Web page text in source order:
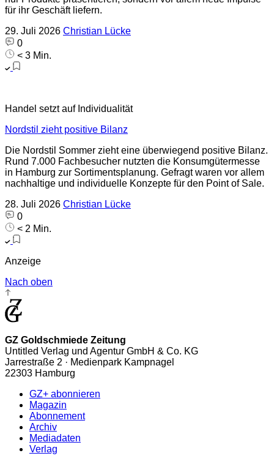
für ihr Geschäft liefern.
29. Juli 2026 Christian Lücke
0
< 3 Min.
Handel setzt auf Individualität
Nordstil zieht positive Bilanz
Die Nordstil Sommer zieht eine überwiegend positive Bilanz.
Rund 7.000 Fachbesucher nutzten die Konsumgütermesse
in Hamburg zur Sortimentsplanung. Gefragt waren vor allem
nachhaltige und individuelle Konzepte für den Point of Sale.
28. Juli 2026 Christian Lücke
0
< 2 Min.
Anzeige
Nach oben
GZ Goldschmiede Zeitung
Untitled Verlag und Agentur GmbH & Co. KG
Jarrestraße 2 · Medienpark Kampnagel
22303 Hamburg
GZ+ abonnieren
Magazin
Abonnement
Archiv
Mediadaten
Verlag